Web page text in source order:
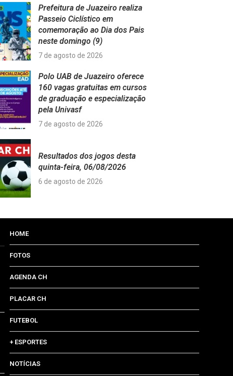
Prefeitura de Juazeiro realiza
Passeio Ciclístico em
comemoração ao Dia dos Pais
neste domingo (9)
7 de agosto de 2026
Polo UAB de Juazeiro oferece
160 vagas gratuitas em cursos
de graduação e especialização
pela Univasf
7 de agosto de 2026
Resultados dos jogos desta
quinta-feira, 06/08/2026
6 de agosto de 2026
HOME
FOTOS
AGENDA CH
PLACAR CH
FUTEBOL
+ ESPORTES
NOTÍCIAS